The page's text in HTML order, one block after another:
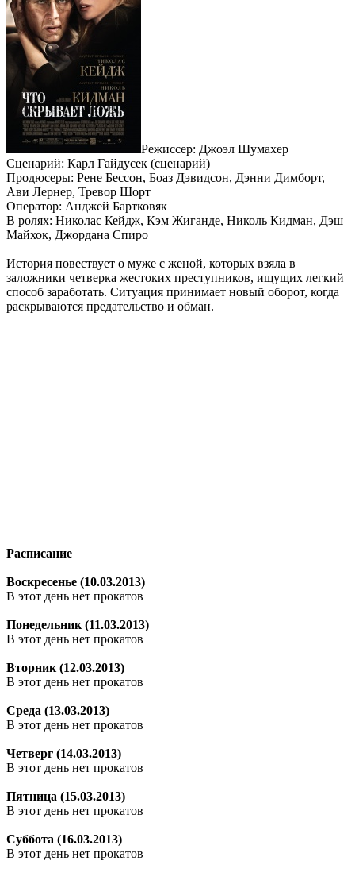
Режиссер: Джоэл Шумахер
Сценарий: Карл Гайдусек (сценарий)
Продюсеры: Рене Бессон, Боаз Дэвидсон, Дэнни Димборт,
Ави Лернер, Тревор Шорт
Оператор: Анджей Бартковяк
В ролях: Николас Кейдж, Кэм Жиганде, Николь Кидман, Дэш
Майхок, Джордана Спиро
История повествует о муже с женой, которых взяла в
заложники четверка жестоких преступников, ищущих легкий
способ заработать. Ситуация принимает новый оборот, когда
раскрываются предательство и обман.
Расписание
Воскресенье (10.03.2013)
В этот день нет прокатов
Понедельник (11.03.2013)
В этот день нет прокатов
Вторник (12.03.2013)
В этот день нет прокатов
Среда (13.03.2013)
В этот день нет прокатов
Четверг (14.03.2013)
В этот день нет прокатов
Пятница (15.03.2013)
В этот день нет прокатов
Суббота (16.03.2013)
В этот день нет прокатов